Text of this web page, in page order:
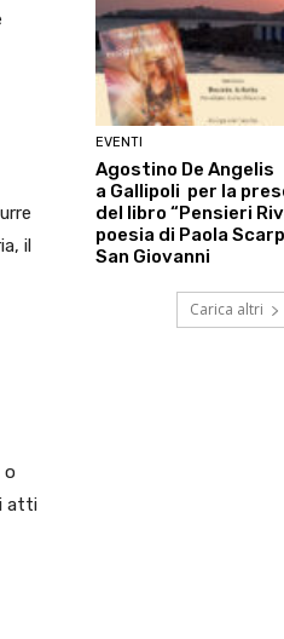
il
o
atti
EVENTI
Agostino De Angelis
a Gallipoli per la
del libro “Pensieri
poesia di Paola
San Giovanni
Carica altri